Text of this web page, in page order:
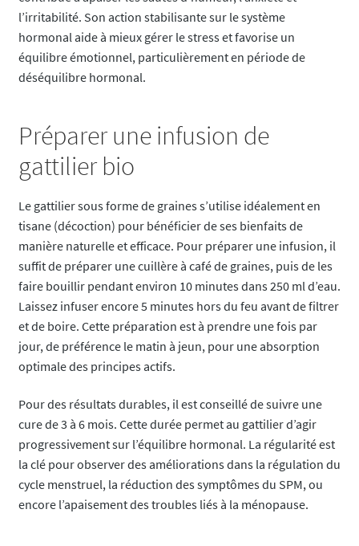
l’irritabilité. Son action stabilisante sur le système
hormonal aide à mieux gérer le stress et favorise un
équilibre émotionnel, particulièrement en période de
déséquilibre hormonal.
Préparer une infusion de
gattilier bio
Le gattilier sous forme de graines s’utilise idéalement en
tisane (décoction) pour bénéficier de ses bienfaits de
manière naturelle et efficace. Pour préparer une infusion, il
suffit de préparer une cuillère à café de graines, puis de les
faire bouillir pendant environ 10 minutes dans 250 ml d’eau.
Laissez infuser encore 5 minutes hors du feu avant de filtrer
et de boire. Cette préparation est à prendre une fois par
jour, de préférence le matin à jeun, pour une absorption
optimale des principes actifs.
Pour des résultats durables, il est conseillé de suivre une
cure de 3 à 6 mois. Cette durée permet au gattilier d’agir
progressivement sur l’équilibre hormonal. La régularité est
la clé pour observer des améliorations dans la régulation du
cycle menstruel, la réduction des symptômes du SPM, ou
encore l’apaisement des troubles liés à la ménopause.